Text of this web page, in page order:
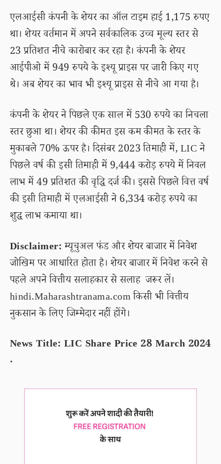
एलआईसी कंपनी के शेयर का ऑल टाइम हाई 1,175 रुपए
था। शेयर वर्तमान में अपने सर्वकालिक उच्च मूल्य स्तर से
23 प्रतिशत नीचे कारोबार कर रहा है। कंपनी के शेयर
आईपीओ में 949 रुपये के इश्यू प्राइस पर जारी किए गए
थे। अब शेयर का भाव भी इश्यू प्राइस से नीचे आ गया है।
कंपनी के शेयर ने पिछले एक साल में 530 रुपये का निचला
स्तर छुआ था। शेयर की कीमत इस कम कीमत के स्तर के
मुकाबले 70% ऊपर है। दिसंबर 2023 तिमाही में, LIC ने
पिछले वर्ष की इसी तिमाही में 9,444 करोड़ रुपये में निवल
लाभ में 49 प्रतिशत की वृद्धि दर्ज की। इससे पिछले वित्त वर्ष
की इसी तिमाही में एलआईसी ने 6,334 करोड़ रुपये का
शुद्ध लाभ कमाया था।
Disclaimer:म्यूचुअल फंड और शेयर बाजार में निवेश
जोखिम पर आधारित होता है। शेयर बाजार में निवेश करने से
पहले अपने वित्तीय सलाहकार से सलाह जरूर लें।
hindi.Maharashtranama.com किसी भी वित्तीय
नुकसान के लिए जिम्मेदार नहीं होंगे।
News Title: LIC Share Price 28 March 2024
.